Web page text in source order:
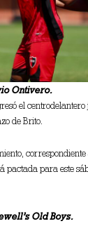
Ontivero.
el centrodelantero
de Brito.
correspondiente
pactada para este
Old Boys.